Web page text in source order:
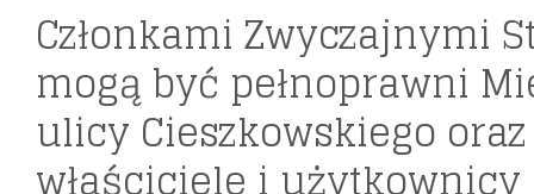
Członkami Zwyczajnymi
mogą być pełnoprawni
ulicy Cieszkowskiego